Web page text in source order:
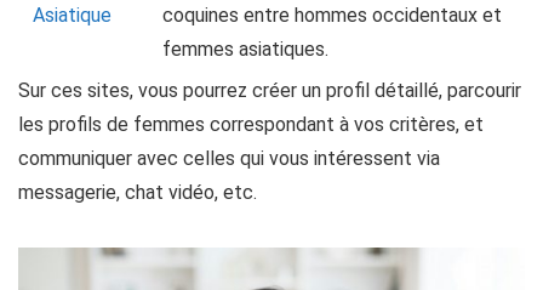
Asiatique
coquines entre hommes occidentaux et
femmes asiatiques.
Sur ces sites, vous pourrez créer un profil détaillé, parcourir
les profils de femmes correspondant à vos critères, et
communiquer avec celles qui vous intéressent via
messagerie, chat vidéo, etc.